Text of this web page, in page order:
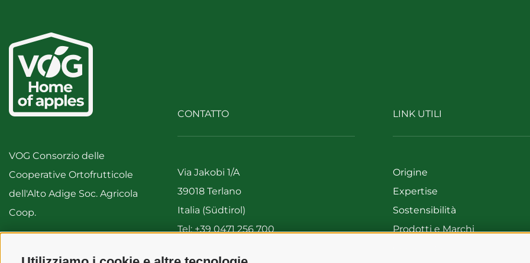
VOG Consorzio delle
Cooperative Ortofrutticole
dell'Alto Adige Soc. Agricola
Coop.
CONTATTO
Via Jakobi 1/A
39018 Terlano
Italia (Südtirol)
Tel:+39 0471 256 700
LINK UTILI
Origine
Expertise
Sostensibilità
Prodotti e Marchi